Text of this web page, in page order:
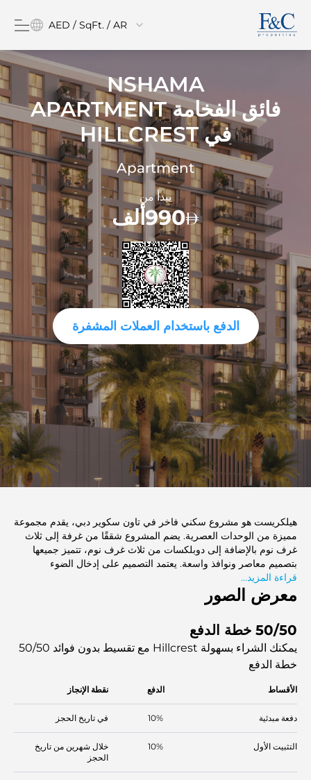
AED / SqFt. / AR
NSHAMA
فائق الفخامة APARTMENT
فيHILLCREST
Apartment
يبدأ من
990ألف
الدفع باستخدام العملات المشفرة
هيلكريست هو مشروع سكني فاخر في تاون سكوير دبي، يقدم مجموعة
مميزة من الوحدات العصرية. يضم المشروع شققًا من غرفة إلى ثلاث
غرف نوم بالإضافة إلى دوبلكسات من ثلاث غرف نوم، تتميز جميعها
بتصميم معاصر ونوافذ واسعة. يعتمد التصميم على إدخال الضوء
الطبيعي، مما يخلق أجواء مشرقة ومفتوحة. تتراوح مساحات الوحدات
بين 713 و 2,171 قدمًا مربعًا، مع تخطيط ذكي يلبي احتياجات أنماط الحياة
المختلفة، مما يجعله خيارًا مثاليًا للأفراد والعائلات. يجمع هيلكريست بين
قراءة المزيد...
معرض الصور
50/50 خطة الدفع
يمكنك الشراء بسهولة Hillcrest مع تقسيط بدون فوائد
50/50
خطة الدفع
الأقساط الدفع نقطة الإنجاز
دفعة مبدئية 10% في تاريخ الحجز
التثبيت الأول 10%
خلال شهرين من تاريخ
الحجز